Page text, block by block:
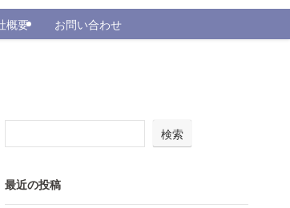
概要 お問い合わせ
検索
最近の投稿